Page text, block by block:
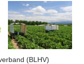
(BLHV)